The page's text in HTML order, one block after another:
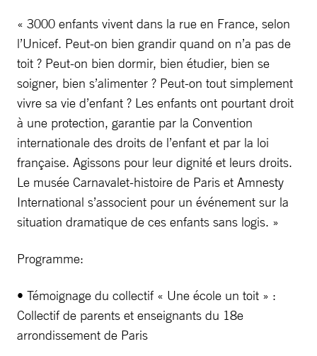
« 3000 enfants vivent dans la rue en France, selon
l’Unicef. Peut-on bien grandir quand on n’a pas de
toit ? Peut-on bien dormir, bien étudier, bien se
soigner, bien s’alimenter ? Peut-on tout simplement
vivre sa vie d’enfant ? Les enfants ont pourtant droit
à une protection, garantie par la Convention
internationale des droits de l’enfant et par la loi
française. Agissons pour leur dignité et leurs droits.
Le musée Carnavalet-histoire de Paris et Amnesty
International s’associent pour un événement sur la
situation dramatique de ces enfants sans logis. »
Programme:
• Témoignage du collectif « Une école un toit » :
Collectif de parents et enseignants du 18e
arrondissement de Paris